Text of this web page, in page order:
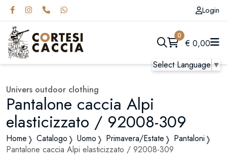
Select Language▼
Login
0
€ 0,00
Univers outdoor clothing
Pantalone caccia Alpi
elasticizzato / 92008-309
Home Catalogo Uomo Primavera/Estate
Pantaloni
Pantalone caccia Alpi elasticizzato / 92008-309